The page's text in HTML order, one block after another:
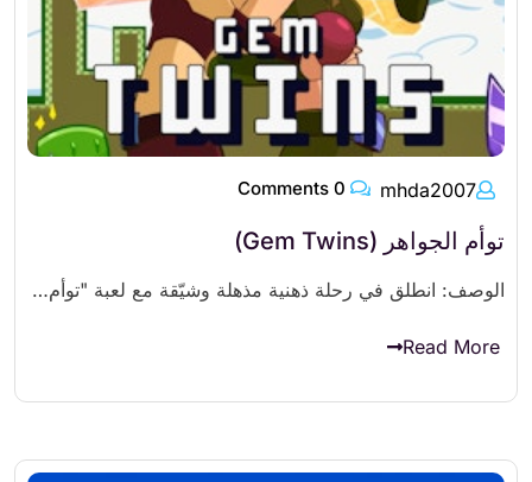
mhda2007
توأم الجواهر (Gem Twins)
الوصف: انطلق في رحلة ذهنية مذهلة وشيّقة مع لعبة "توأم…
Read More